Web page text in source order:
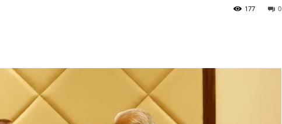
0
177